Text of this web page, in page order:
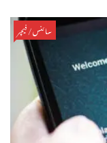
سائنس/فیچر